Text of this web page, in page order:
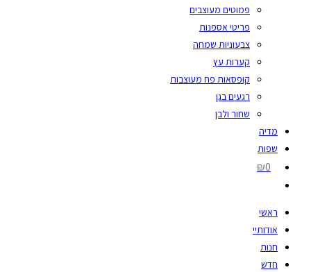
פמוטים מעוצבים
פריטי אספנות
צבעוניות שמחה
קערות עץ
קופסאות פח מעוצבות
רגעים בגן
שחור ולבן
מדיה
שפות
₪0
ראשי
אודותיי
חנות
חדש